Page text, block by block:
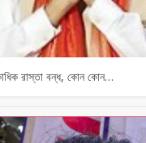
রাস্তা বন্ধ, কোন কোন…